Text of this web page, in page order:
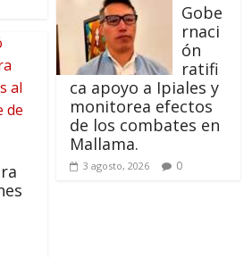
Gobe
rnaci
ón
ratifi
ca apoyo a Ipiales y
monitorea efectos
de los combates en
Mallama.
3 agosto, 2026 0